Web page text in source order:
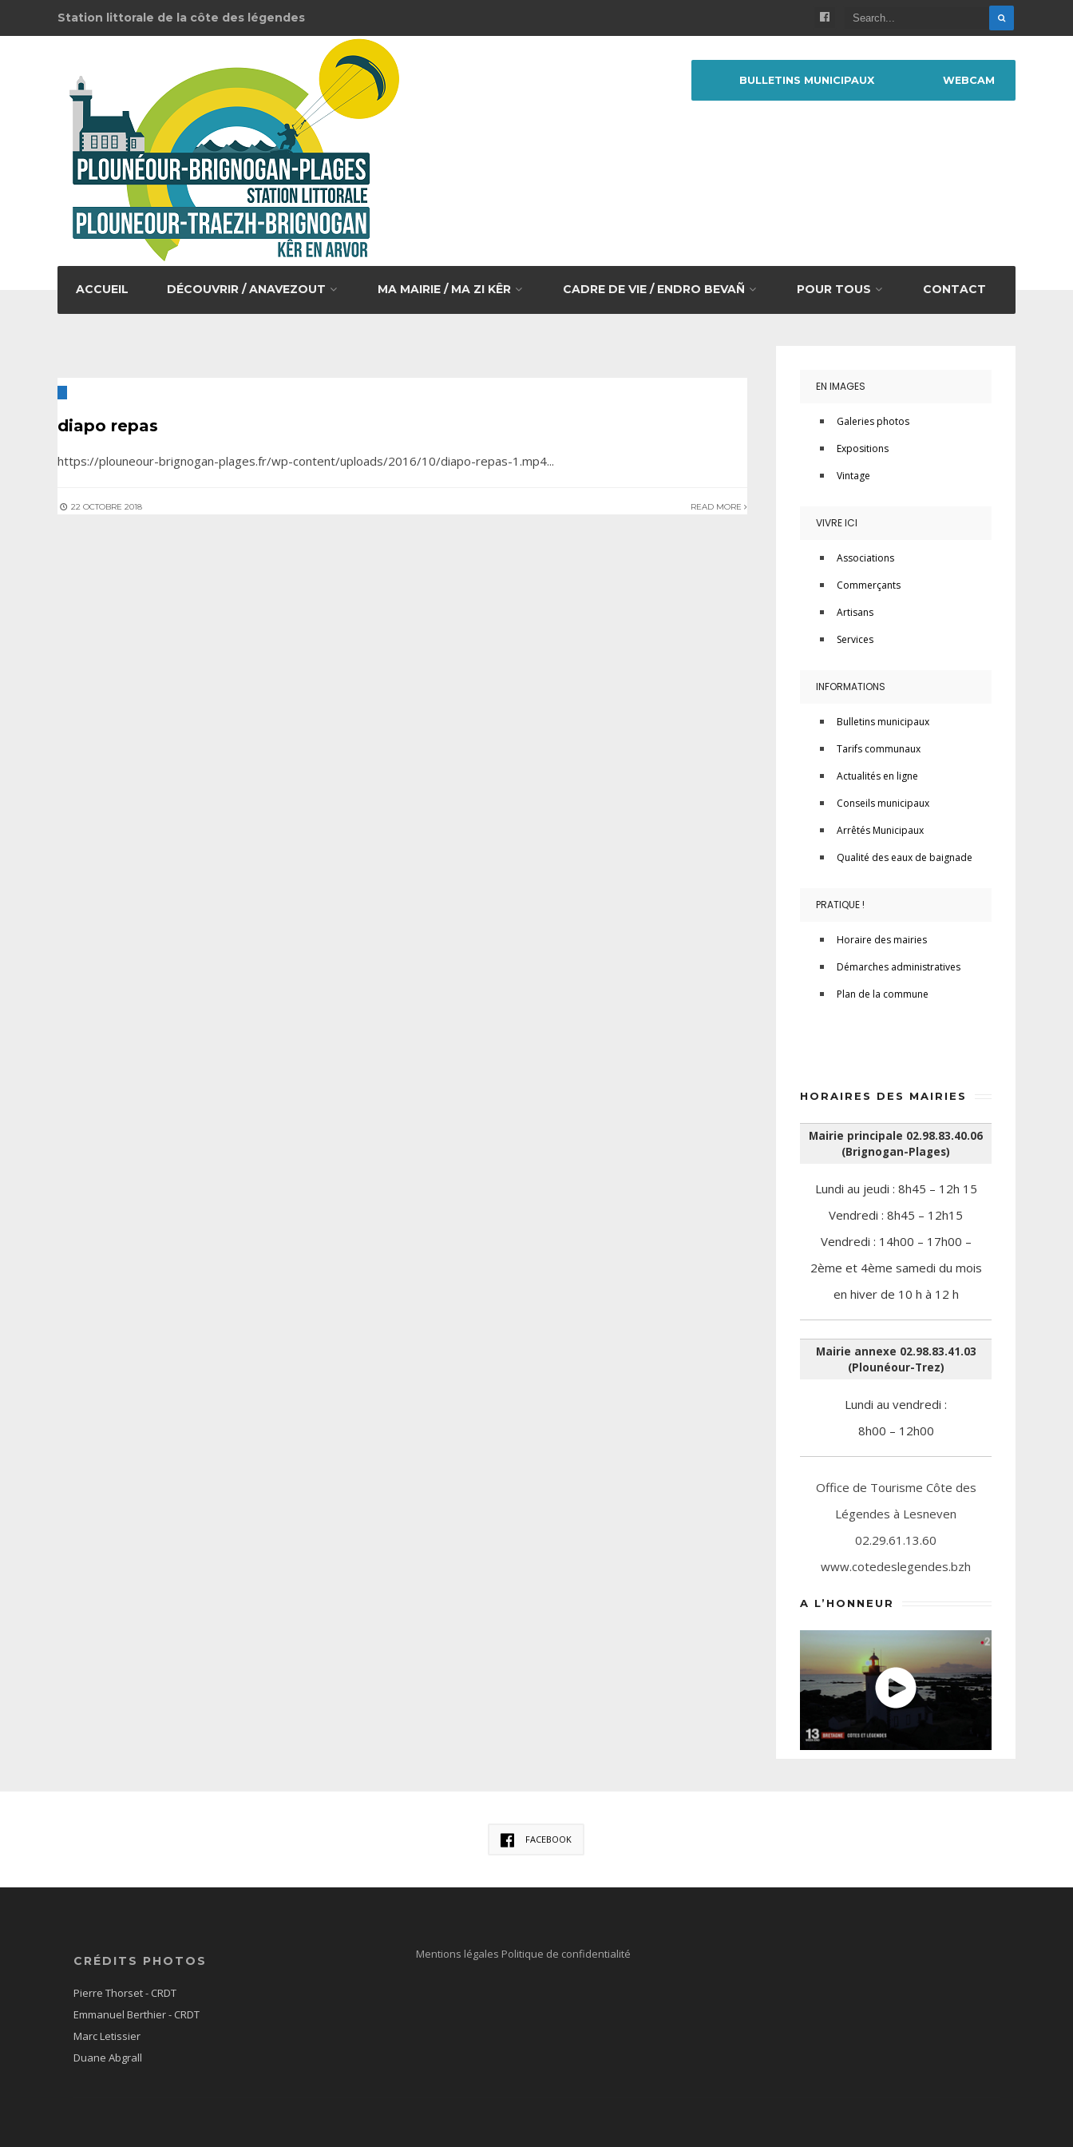
Station littorale de la côte des légendes
ACCUEIL DÉCOUVRIR / ANAVEZOUT MA MAIRIE / MA ZI KÊR CADRE DE VIE / ENDRO BEVAÑ POUR TOUS CONTACT
BULLETINS MUNICIPAUX WEBCAM
diapo repas
https://plouneour-brignogan-plages.fr/wp-content/uploads/2016/10/diapo-repas-1.mp4...
22 OCTOBRE 2018 READ MORE
EN IMAGES
Galeries photos
Expositions
Vintage
VIVRE ICI
Associations
Commerçants
Artisans
Services
INFORMATIONS
Bulletins municipaux
Tarifs communaux
Actualités en ligne
Conseils municipaux
Arrêtés Municipaux
Qualité des eaux de baignade
PRATIQUE !
Horaire des mairies
Démarches administratives
Plan de la commune
HORAIRES DES MAIRIES
Mairie principale 02.98.83.40.06
(Brignogan-Plages)
Lundi au jeudi : 8h45 – 12h 15
Vendredi : 8h45 – 12h15
Vendredi : 14h00 – 17h00 –
2ème et 4ème samedi du mois
en hiver de 10 h à 12 h
Mairie annexe 02.98.83.41.03
(Plounéour-Trez)
Lundi au vendredi :
8h00 – 12h00
Office de Tourisme Côte des
Légendes à Lesneven
02.29.61.13.60
www.cotedeslegendes.bzh
A L’HONNEUR
FACEBOOK
CRÉDITS PHOTOS
Pierre Thorset - CRDT
Emmanuel Berthier - CRDT
Marc Letissier
Duane Abgrall
Mentions légales Politique de confidentialité